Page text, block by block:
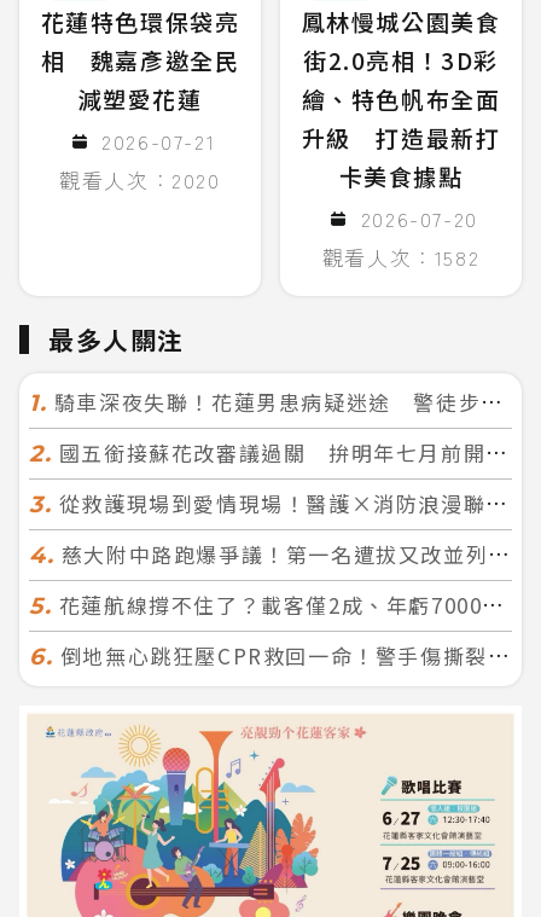
花蓮特色環保袋亮
相 魏嘉彥邀全民
減塑愛花蓮
2026-07-21
觀看人次：2020
鳳林慢城公園美食
街2.0亮相！3D彩
繪、特色帆布全面
升級 打造最新打
卡美食據點
2026-07-20
觀看人次：1582
最多人關注
1. 騎車深夜失聯！花蓮男患病疑迷途 警徒步百米急尋救回一命
2. 國五銜接蘇花改審議過關 拚明年七月前開工！台北花蓮2小時生活圈成形
3. 從救護現場到愛情現場！醫護×消防浪漫聯誼 32人配對成功5對
4. 慈大附中路跑爆爭議！第一名遭拔又改並列 家長怒：難以接受
5. 花蓮航線撐不住了？載客僅2成、年虧7000萬 華信喊：真的快飛不下去
6. 倒地無心跳狂壓CPR救回一命！警手傷撕裂仍不放手 竟救到藝人何篤霖哥哥